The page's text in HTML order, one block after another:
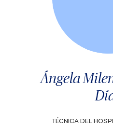
Ángela
TÉCNICA DEL